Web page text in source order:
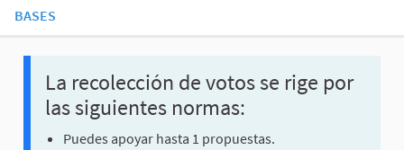
BASES
La recolección de votos se rige por
las siguientes normas:
Puedes apoyar hasta 1 propuestas.